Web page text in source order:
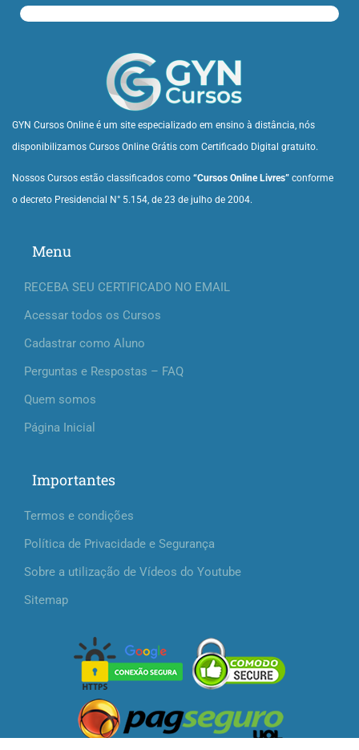
GYN Cursos Online é um site especializado em ensino à distância, nós
disponibilizamos Cursos Online Grátis com Certificado Digital gratuito.
Nossos Cursos estão classificados como “Cursos Online Livres” conforme
o decreto Presidencial N° 5.154, de 23 de julho de 2004.
Menu
RECEBA SEU CERTIFICADO NO EMAIL
Acessar todos os Cursos
Cadastrar como Aluno
Perguntas e Respostas – FAQ
Quem somos
Página Inicial
Importantes
Termos e condições
Política de Privacidade e Segurança
Sobre a utilização de Vídeos do Youtube
Sitemap